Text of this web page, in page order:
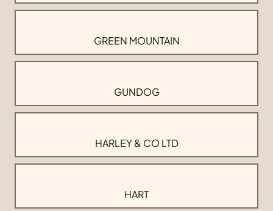
GREEN MOUNTAIN
GUNDOG
HARLEY & CO LTD
HART